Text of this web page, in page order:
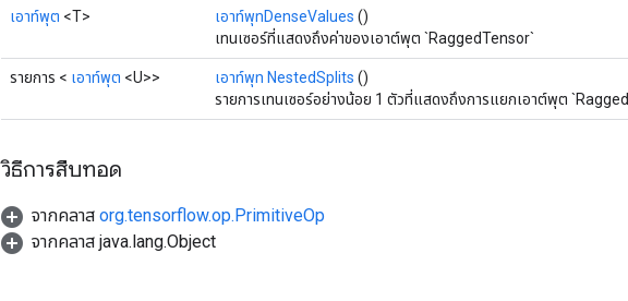
เอาท์พุต <T> เอาท์พุทDenseValues ​​()
เทนเซอร์ที่แสดงถึงค่าของเอาต์พุต `RaggedTensor`
รายการ < เอาท์พุต <U>> เอาท์พุท NestedSplits ()
รายการเทนเซอร์อย่างน้อย 1 ตัวที่แสดงถึงการแยกเอาต์พุต
วิธีการสืบทอด
จากคลาส org.tensorflow.op.PrimitiveOp
จากคลาส java.lang.Object